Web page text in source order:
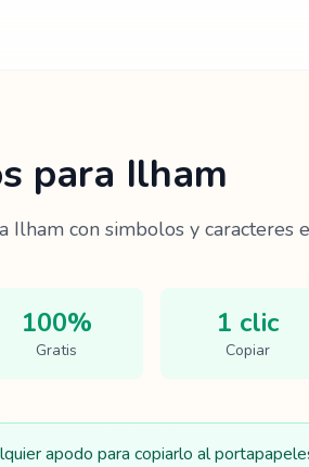
para Ilham
Ilhamcon simbolos y caracteres
100%
Gratis
1 clic
Copiar
apodo para copiarlo al